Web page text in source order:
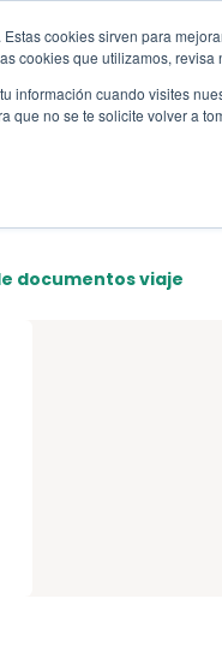
cookies sirven para
cookies que utilizamos,
información cuando visites
que no se te solicite volver a
Sections
documentos viaje